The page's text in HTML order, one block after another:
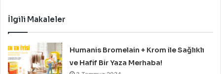
İlgili Makaleler
Humanis Bromelain + Krom ile Sağlıklı
ve Hafif Bir Yaza Merhaba!